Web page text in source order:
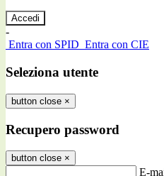
-
Entra con SPID Entra con CIE
Seleziona utente
button close ×
Recupero password
button close ×
E-